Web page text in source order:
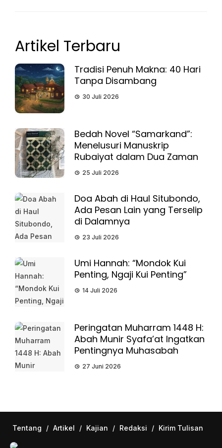
Artikel Terbaru
Tradisi Penuh Makna: 40 Hari
Tanpa Disambang
30 Juli 2026
Bedah Novel “Samarkand”:
Menelusuri Manuskrip
Rubaiyat dalam Dua Zaman
25 Juli 2026
Doa Abah di Haul Situbondo,
Ada Pesan Lain yang Terselip
di Dalamnya
23 Juli 2026
Umi Hannah: “Mondok Kui
Penting, Ngaji Kui Penting”
14 Juli 2026
Peringatan Muharram 1448 H:
Abah Munir Syafa’at Ingatkan
Pentingnya Muhasabah
27 Juni 2026
Tentang / Artikel / Kajian / Redaksi / Kirim Tulisan